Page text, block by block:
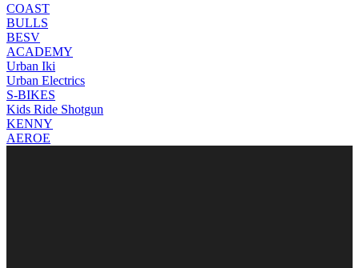
COAST
BULLS
BESV
ACADEMY
Urban Iki
Urban Electrics
S-BIKES
Kids Ride Shotgun
KENNY
AEROE